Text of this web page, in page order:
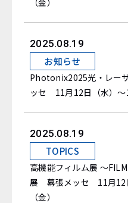
（金）
2025.08.19
お知らせ
Photonix2025光・レー
ッセ 11月12日（水）～
2025.08.19
TOPICS
高機能フィルム展 ～
展 幕張メッセ 11月12
（金）